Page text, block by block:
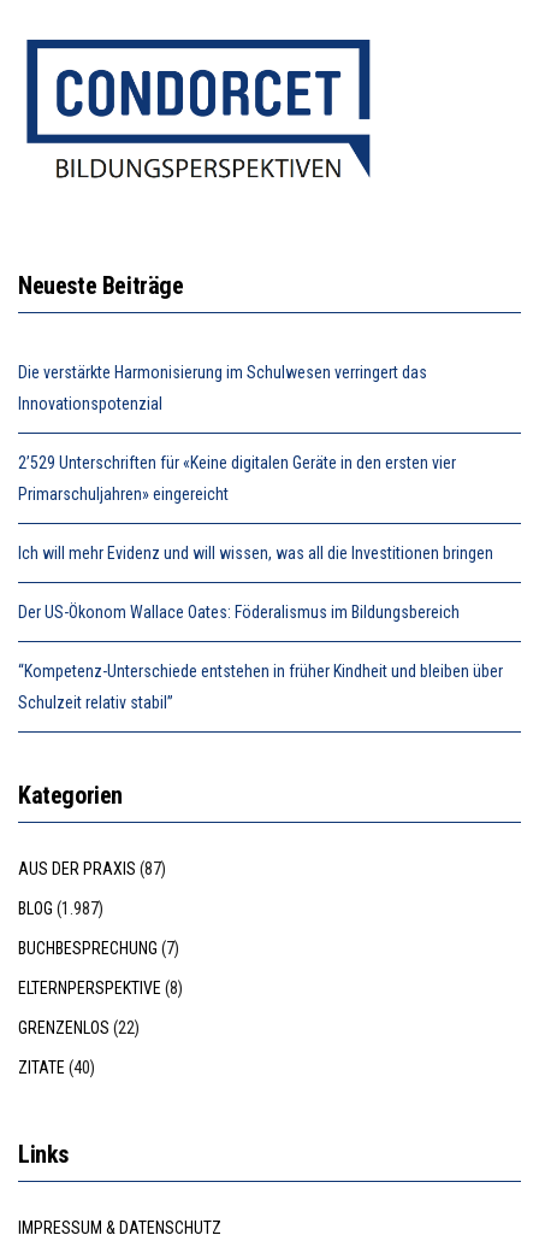
Neueste Beiträge
Die verstärkte Harmonisierung im Schulwesen verringert das
Innovationspotenzial
2’529 Unterschriften für «Keine digitalen Geräte in den ersten vier
Primarschuljahren» eingereicht
Ich will mehr Evidenz und will wissen, was all die Investitionen bringen
Der US-Ökonom Wallace Oates: Föderalismus im Bildungsbereich
“Kompetenz-Unterschiede entstehen in früher Kindheit und bleiben über
Schulzeit relativ stabil”
Kategorien
AUS DER PRAXIS (87)
BLOG (1.987)
BUCHBESPRECHUNG (7)
ELTERNPERSPEKTIVE (8)
GRENZENLOS (22)
ZITATE (40)
Links
IMPRESSUM & DATENSCHUTZ